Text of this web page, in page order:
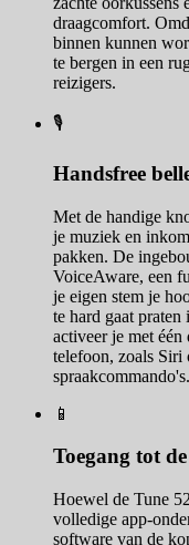
draagcomfort.
binnen kunnen
te bergen in een
reizigers.
🎙️
Handsfree
Met de handige
je muziek en
pakken. De
VoiceAware, een
je eigen stem je
te hard gaat
activeer je met
telefoon, zoals Siri
spraakcommando's.
📱
Toegang tot
Hoewel de Tune
volledige app-
software van de